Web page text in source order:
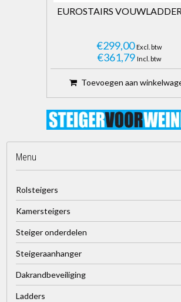
EUROSTAIRS
€299,00 Excl. btw
€361,79 Incl. btw
Toevoegen aan
Menu
Rolsteigers
Kamersteigers
Steiger onderdelen
Steigeraanhanger
Dakrandbeveiliging
Ladders